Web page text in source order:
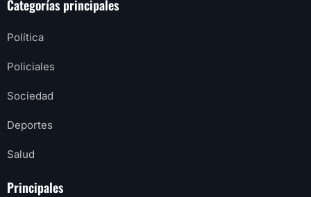
Categorías principales
Política
Policiales
Sociedad
Deportes
Salud
Principales